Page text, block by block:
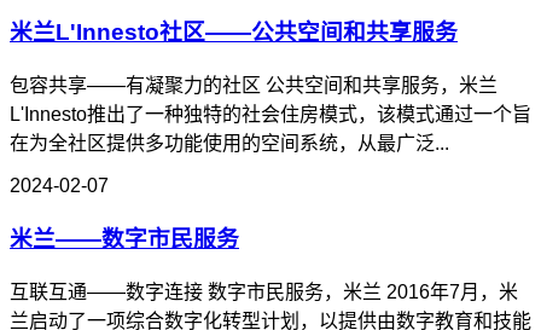
米兰L'Innesto社区——公共空间和共享服务
包容共享——有凝聚力的社区 公共空间和共享服务，米兰
L'Innesto推出了一种独特的社会住房模式，该模式通过一个旨
在为全社区提供多功能使用的空间系统，从最广泛...
2024-02-07
米兰——数字市民服务
互联互通——数字连接 数字市民服务，米兰 2016年7月，米
兰启动了一项综合数字化转型计划，以提供由数字教育和技能